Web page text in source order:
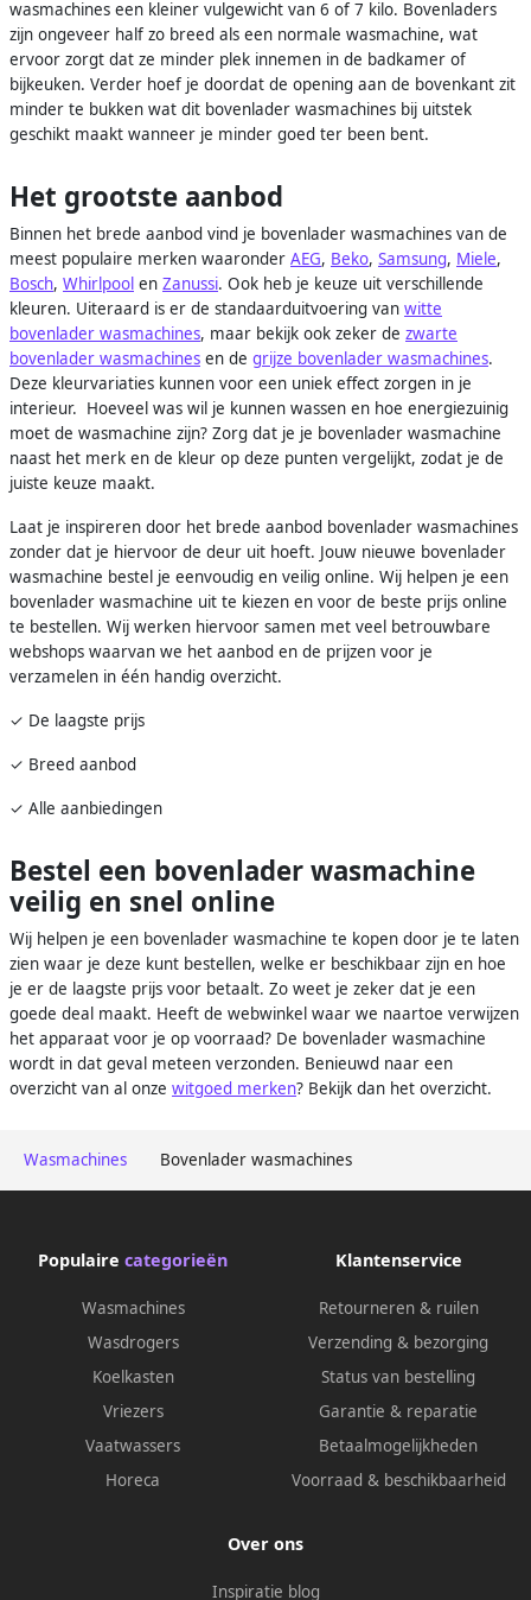
Wasmachines Bovenlader wasmachines
wasmachines een kleiner vulgewicht van 6 of 7 kilo. Bovenladers
zijn ongeveer half zo breed als een normale wasmachine, wat
ervoor zorgt dat ze minder plek innemen in de badkamer of
bijkeuken. Verder hoef je doordat de opening aan de bovenkant zit
minder te bukken wat dit bovenlader wasmachines bij uitstek
geschikt maakt wanneer je minder goed ter been bent.
Het grootste aanbod
Binnen het brede aanbod vind je bovenlader wasmachines van de
meest populaire merken waaronder AEG, Beko, Samsung, Miele,
Bosch, Whirlpool en Zanussi. Ook heb je keuze uit verschillende
kleuren. Uiteraard is er de standaarduitvoering van witte
bovenlader wasmachines, maar bekijk ook zeker de zwarte
bovenlader wasmachines en de grijze bovenlader wasmachines.
Deze kleurvariaties kunnen voor een uniek effect zorgen in je
interieur. Hoeveel was wil je kunnen wassen en hoe energiezuinig
moet de wasmachine zijn? Zorg dat je je bovenlader wasmachine
naast het merk en de kleur op deze punten vergelijkt, zodat je de
juiste keuze maakt.
Laat je inspireren door het brede aanbod bovenlader wasmachines
zonder dat je hiervoor de deur uit hoeft. Jouw nieuwe bovenlader
wasmachine bestel je eenvoudig en veilig online. Wij helpen je een
bovenlader wasmachine uit te kiezen en voor de beste prijs online
te bestellen. Wij werken hiervoor samen met veel betrouwbare
webshops waarvan we het aanbod en de prijzen voor je
verzamelen in één handig overzicht.
✓ De laagste prijs
✓ Breed aanbod
✓ Alle aanbiedingen
Bestel een bovenlader wasmachine
veilig en snel online
Wij helpen je een bovenlader wasmachine te kopen door je te laten
zien waar je deze kunt bestellen, welke er beschikbaar zijn en hoe
je er de laagste prijs voor betaalt. Zo weet je zeker dat je een
goede deal maakt. Heeft de webwinkel waar we naartoe verwijzen
het apparaat voor je op voorraad? De bovenlader wasmachine
wordt in dat geval meteen verzonden. Benieuwd naar een
overzicht van al onze witgoed merken? Bekijk dan het overzicht.
Populaire categorieën
Wasmachines
Wasdrogers
Koelkasten
Vriezers
Vaatwassers
Horeca
Klantenservice
Retourneren & ruilen
Verzending & bezorging
Status van bestelling
Garantie & reparatie
Betaalmogelijkheden
Voorraad & beschikbaarheid
Over ons
Inspiratie blog